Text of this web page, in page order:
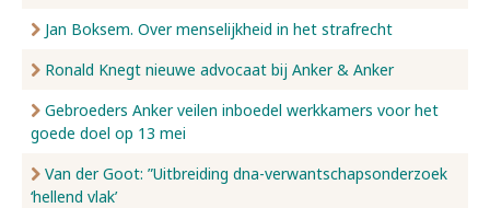
Jan Boksem. Over menselijkheid in het strafrecht
Ronald Knegt nieuwe advocaat bij Anker & Anker
Gebroeders Anker veilen inboedel werkkamers voor het
goede doel op 13 mei
Van der Goot: ”Uitbreiding dna-verwantschapsonderzoek
‘hellend vlak’